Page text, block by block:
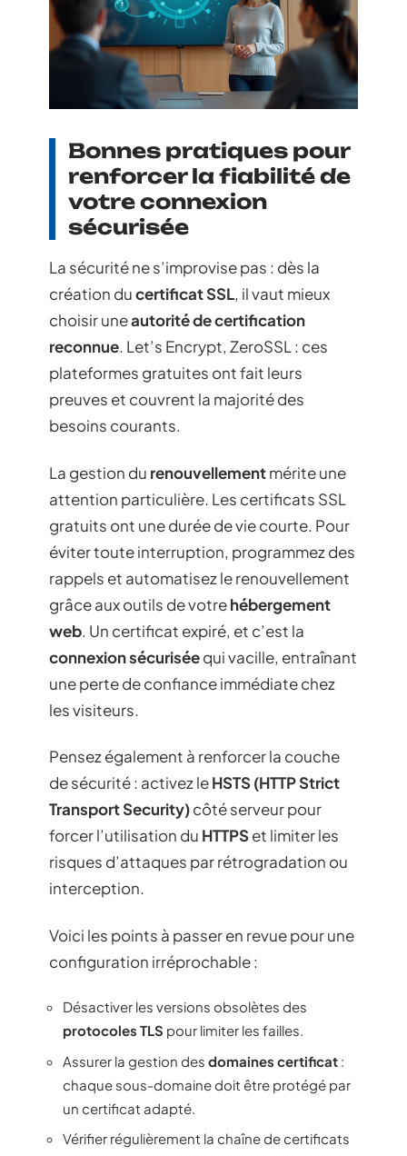
Bonnes pratiques pour
renforcer la fiabilité de
votre connexion
sécurisée
La sécurité ne s’improvise pas : dès la
création ducertificat SSL, il vaut mieux
choisir uneautorité de certification
reconnue. Let’s Encrypt, ZeroSSL : ces
plateformes gratuites ont fait leurs
preuves et couvrent la majorité des
besoins courants.
La gestion du renouvellementmérite une
attention particulière. Les certificats SSL
gratuits ont une durée de vie courte. Pour
éviter toute interruption, programmez des
rappels et automatisez le renouvellement
grâce aux outils de votrehébergement
web. Un certificat expiré, et c’est la
connexion sécuriséequi vacille, entraînant
une perte de confiance immédiate chez
les visiteurs.
Pensez également à renforcer la couche
de sécurité : activez leHSTS (HTTP Strict
Transport Security)côté serveur pour
forcer l’utilisation du HTTPSet limiter les
risques d’attaques par rétrogradation ou
interception.
Voici les points à passer en revue pour une
configuration irréprochable :
Désactiver les versions obsolètes des
protocoles TLS pour limiter les failles.
Assurer la gestion des domaines certificat :
chaque sous-domaine doit être protégé par
un certificat adapté.
Vérifier régulièrement la chaîne de certificats